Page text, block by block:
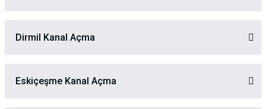
Dirmil Kanal Açma
Eskiçeşme Kanal Açma